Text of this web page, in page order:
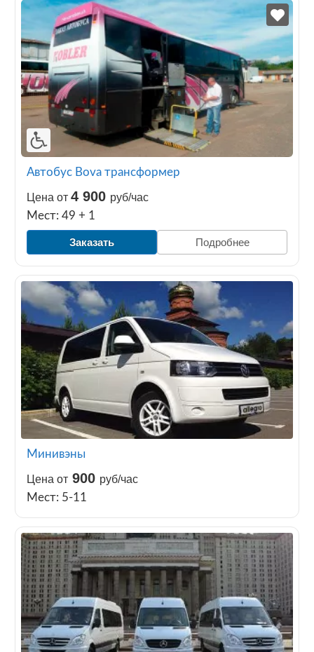
Автобус Bova трансформер
Цена от 4 900 руб/час
Мест: 49 + 1
Заказать Подробнее
Минивэны
Цена от 900 руб/час
Мест: 5-11